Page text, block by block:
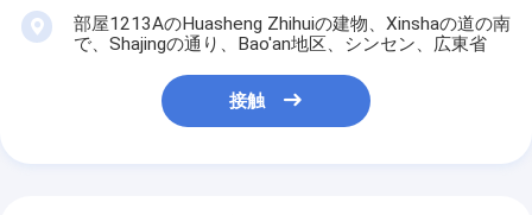
部屋1213AのHuasheng Zhihuiの建物、Xinshaの道の南
で、Shajingの通り、Bao'an地区、シンセン、広東省
接触